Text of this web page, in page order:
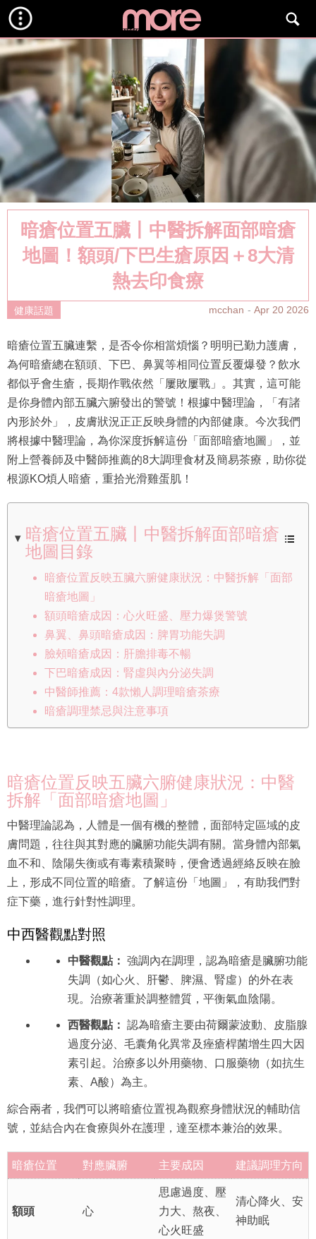
暗瘡位置五臟丨中醫拆解面部暗瘡
地圖！額頭/下巴生瘡原因＋8大清
熱去印食療
健康話題 mcchan Apr 20 2026
暗瘡位置五臟連繫，是否令你相當煩惱？明明已勤力護膚，
為何暗瘡總在額頭、下巴、鼻翼等相同位置反覆爆發？飲水
都似乎會生瘡，長期作戰依然「屢敗屢戰」。其實，這可能
是你身體內部五臟六腑發出的警號！根據中醫理論，「有諸
內形於外」，皮膚狀況正正反映身體的內部健康。今次我們
將根據中醫理論，為你深度拆解這份「面部暗瘡地圖」，並
附上營養師及中醫師推薦的8大調理食材及簡易茶療，助你從
根源KO煩人暗瘡，重拾光滑雞蛋肌！
暗瘡位置五臟丨中醫拆解面部暗瘡
地圖目錄
暗瘡位置反映五臟六腑健康狀況：中醫拆解「面部
暗瘡地圖」
額頭暗瘡成因：心火旺盛、壓力爆煲警號
鼻翼、鼻頭暗瘡成因：脾胃功能失調
臉頰暗瘡成因：肝膽排毒不暢
下巴暗瘡成因：腎虛與內分泌失調
中醫師推薦：4款懶人調理暗瘡茶療
暗瘡調理禁忌與注意事項
暗瘡位置反映五臟六腑健康狀況：中醫
拆解「面部暗瘡地圖」
中醫理論認為，人體是一個有機的整體，面部特定區域的皮
膚問題，往往與其對應的臟腑功能失調有關。當身體內部氣
血不和、陰陽失衡或有毒素積聚時，便會透過經絡反映在臉
上，形成不同位置的暗瘡。了解這份「地圖」，有助我們對
症下藥，進行針對性調理。
中西醫觀點對照
中醫觀點： 強調內在調理，認為暗瘡是臟腑功能
失調（如心火、肝鬱、脾濕、腎虛）的外在表
現。治療著重於調整體質，平衡氣血陰陽。
西醫觀點： 認為暗瘡主要由荷爾蒙波動、皮脂腺
過度分泌、毛囊角化異常及痤瘡桿菌增生四大因
素引起。治療多以外用藥物、口服藥物（如抗生
素、A酸）為主。
綜合兩者，我們可以將暗瘡位置視為觀察身體狀況的輔助信
號，並結合內在食療與外在護理，達至標本兼治的效果。
暗瘡位置 對應臟腑 主要成因 建議調理方向
額頭 心
思慮過度、壓
力大、熬夜、
心火旺盛
清心降火、安
神助眠